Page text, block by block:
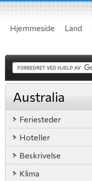
Hjemmeside Land
Australia
Feriesteder
Hoteller
Beskrivelse
Klima